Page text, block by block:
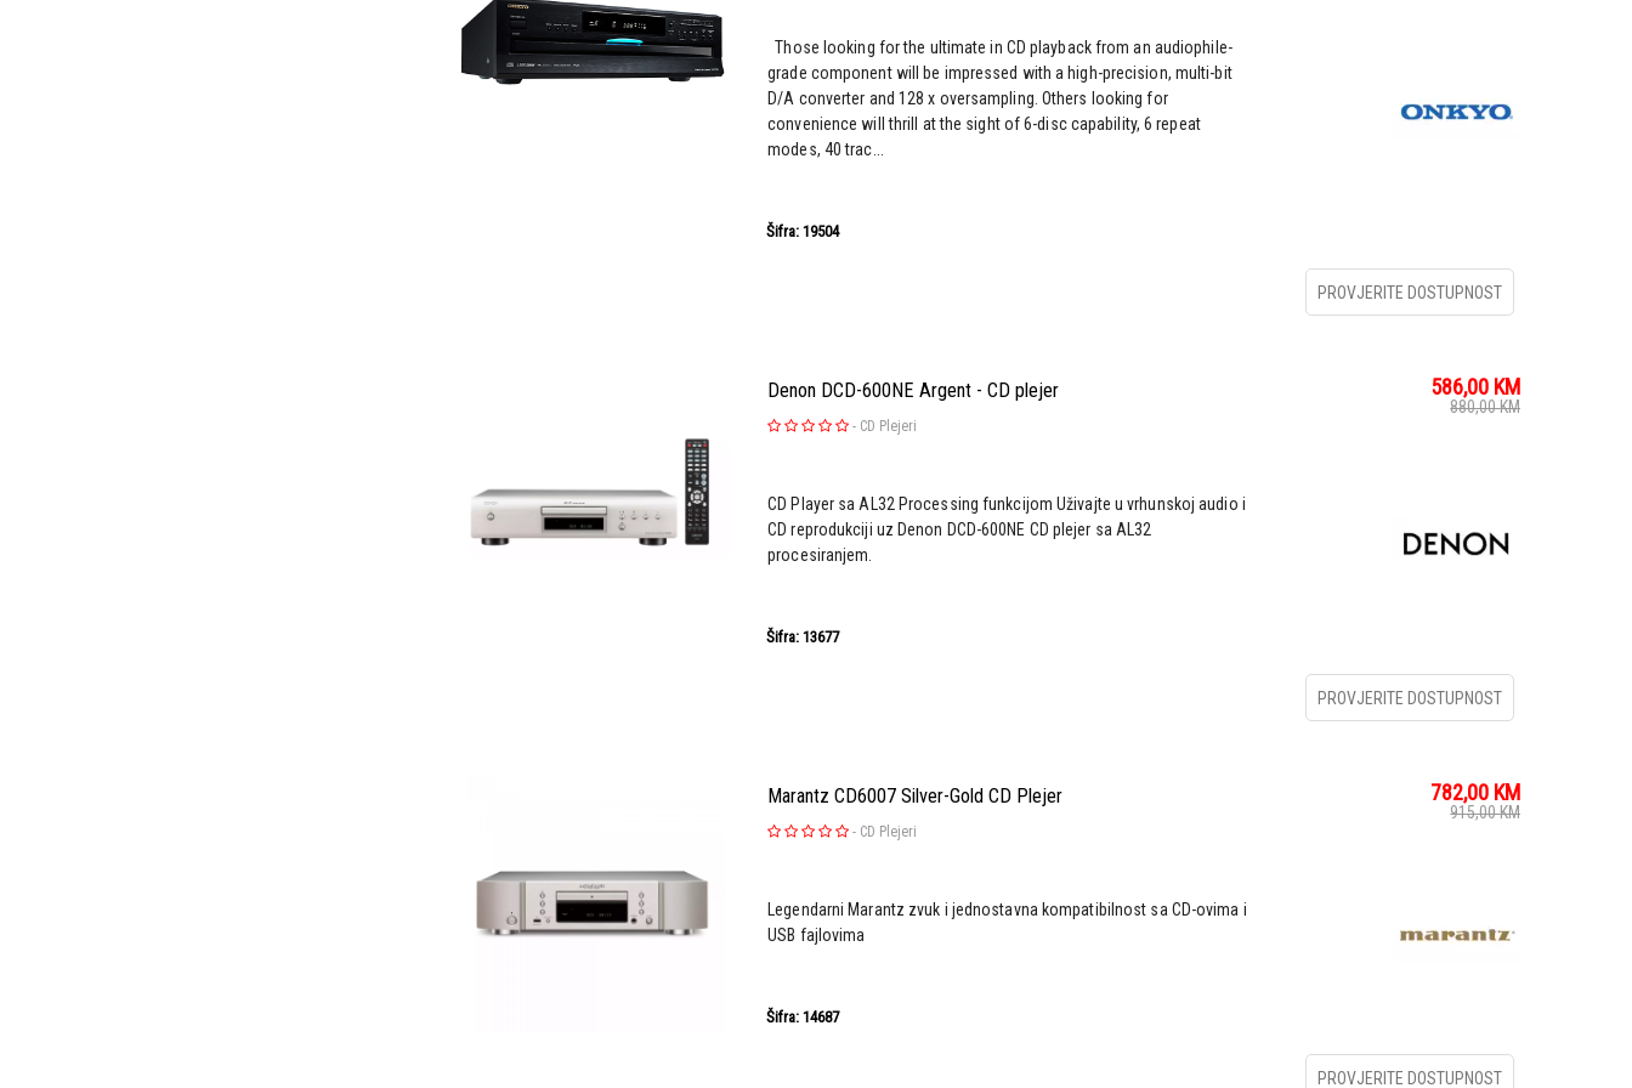
Those looking for the ultimate in CD playback from an audiophile-
grade component will be impressed with a high-precision, multi-bit
D/A converter and 128 x oversampling. Others looking for
convenience will thrill at the sight of 6-disc capability, 6 repeat
modes, 40 trac...
Šifra: 19504
PROVJERITE DOSTUPNOST
Denon DCD-600NE Argent - CD plejer
- CD Plejeri
586,00 KM
880,00KM
CD Player sa AL32 Processing funkcijom Uživajte u vrhunskoj audio i
CD reprodukciji uz Denon DCD-600NE CD plejer sa AL32
procesiranjem.
Šifra: 13677
PROVJERITE DOSTUPNOST
Marantz CD6007 Silver-Gold CD Plejer
- CD Plejeri
782,00 KM
915,00KM
Legendarni Marantz zvuk i jednostavna kompatibilnost sa CD-ovima i
USB fajlovima
Šifra: 14687
PROVJERITE DOSTUPNOST